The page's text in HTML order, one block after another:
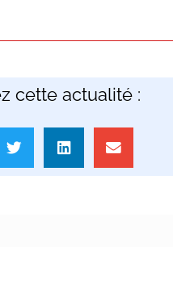
cette actualité :